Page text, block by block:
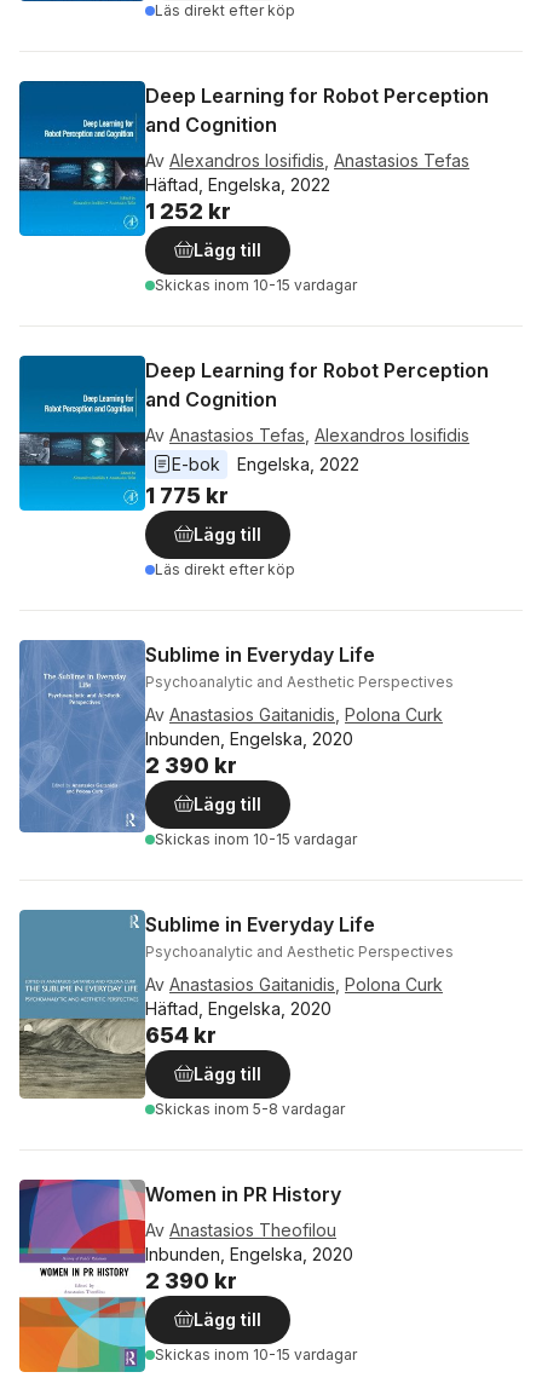
Läs direkt efter köp
Deep Learning for Robot Perception
and Cognition
Av Alexandros Iosifidis Anastasios Tefas
Häftad, Engelska, 2022
1 252 kr
Lägg till
Skickas inom 10-15 vardagar
Deep Learning for Robot Perception
and Cognition
Av Anastasios Tefas Alexandros Iosifidis
E-bok
Engelska 2022
1 775 kr
Lägg till
Läs direkt efter köp
Sublime in Everyday Life
Psychoanalytic and Aesthetic Perspectives
Av Anastasios Gaitanidis Polona Curk
Inbunden, Engelska, 2020
2 390 kr
Lägg till
Skickas inom 10-15 vardagar
Sublime in Everyday Life
Psychoanalytic and Aesthetic Perspectives
Av Anastasios Gaitanidis Polona Curk
Häftad, Engelska, 2020
654 kr
Lägg till
Skickas inom 5-8 vardagar
Women in PR History
Av Anastasios Theofilou
Inbunden, Engelska, 2020
2 390 kr
Lägg till
Skickas inom 10-15 vardagar